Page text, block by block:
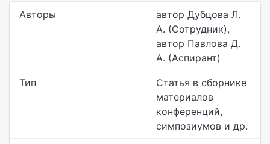
Авторы
автор Дубцова Л.
А. (Сотрудник),
автор Павлова Д.
А. (Аспирант)
Тип
Статья в сборнике
материалов
конференций,
симпозиумов и др.